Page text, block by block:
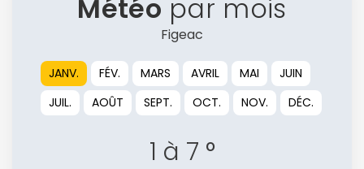
Météo par mois
Figeac
JANV. FÉV. MARS AVRIL MAI
JUIN
JUIL.
AOÛT SEPT. OCT. NOV. DÉC.
1 à 7 °
Politique de
confidentialité.